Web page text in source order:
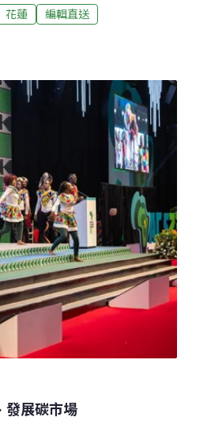
面開放水域遊憩活動，45天
樂區水泥步道傷生態 古榕步
的「森林浴」場域，有鑑於
面改以泥沙結合碎石，步道
周邊高位珊瑚礁環境，徜徉
林劇場。（聯合報報導）
花蓮
編輯直送
發展碳市場